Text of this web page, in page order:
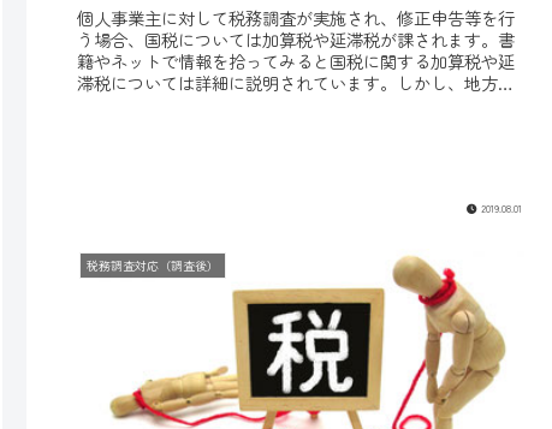
個人事業主に対して税務調査が実施され、修正申告等を行
う場合、国税については加算税や延滞税が課されます。書
籍やネットで情報を拾ってみると国税に関する加算税や延
滞税については詳細に説明されています。しかし、地方税
2019.08.01
税務調査対応（調査後）